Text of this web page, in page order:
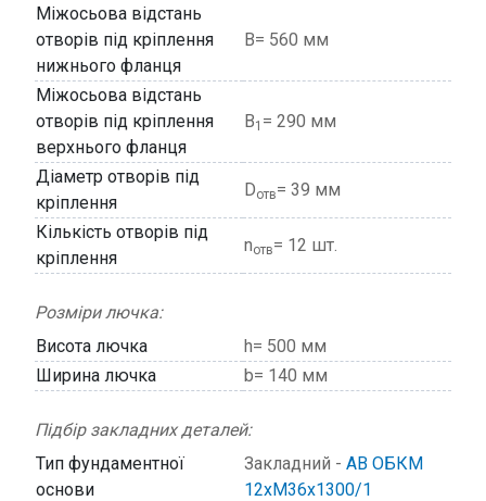
Міжосьова відстань
отворів під кріплення
нижнього фланця
В= 560 мм
Міжосьова відстань
отворів під кріплення
верхнього фланця
В1 = 290 мм
Діаметр отворів під
кріплення
Dотв= 39 мм
Кількість отворів під
кріплення
nотв= 12 шт.
Розміри лючка:
Висота лючка
h= 500 мм
Ширина лючка
b= 140 мм
Підбір закладних деталей:
Тип фундаментної
основи
Закладний - АВ ОБКМ
12хМ36х1300/1